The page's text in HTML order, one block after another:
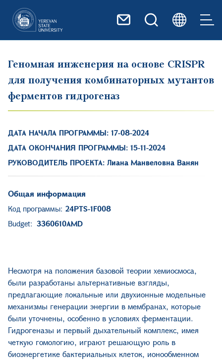
Геномная инженерия на основе CRISPR
для получения комбинаторных мутантов
ферментов гидрогеназ
ДАТА НАЧАЛА ПРОГРАММЫ: 17-08-2024
ДАТА ОКОНЧАНИЯ ПРОГРАММЫ: 15-11-2024
РУКОВОДИТЕЛЬ ПРОЕКТА: Лиана Манвеловна Ванян
Общая информация
Код программы: 24PTS-1F008
Budget: 3360610AMD
Несмотря на положения базовой теории хемиосмоса,
были разработаны альтернативные взгляды,
предлагающие локальные или двухионные модельные
механизмы генерации энергии в мембранах, которые
были уточнены, особенно в условиях ферментации.
Гидрогеназы и первый дыхательный комплекс, имея
четкую гомологию, играют решающую роль в
биоэнергетике бактериальных клеток, ионообменном